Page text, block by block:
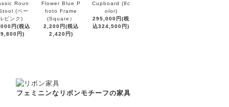
Roun
(ペー
ピンク)
円(税込
円)
Flower Blue P
hoto Frame
(Square）
2,200円(税込
2,420円)
Cupboard (8c
olor)
295,000円(税
込324,500円)
フェミニンなリボンモチーフの家具